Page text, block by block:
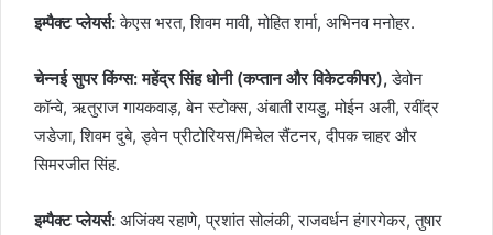
इम्पैक्ट प्लेयर्स:केएस भरत, शिवम मावी, मोहित शर्मा, अभिनव मनोहर.
चेन्नई सुपर किंग्स: महेंद्र सिंह धोनी (कप्तान और विकेटकीपर),डेवोन
कॉन्वे, ऋतुराज गायकवाड़, बेन स्टोक्स, अंबाती रायडु, मोईन अली, रवींद्र
जडेजा, शिवम दुबे, ड्वेन प्रीटोरियस/मिचेल सैंटनर, दीपक चाहर और
सिमरजीत सिंह.
इम्पैक्ट प्लेयर्स: अजिंक्य रहाणे, प्रशांत सोलंकी, राजवर्धन हंगरगेकर, तुषार